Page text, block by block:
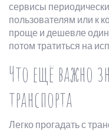
сервисы
пользователям или к
проще и дешевле один
потом тратиться на
Что ещё важно
транспорта
Легко прогадать с